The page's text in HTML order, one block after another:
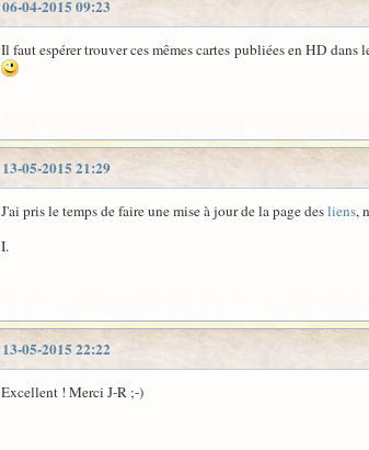
06-04-2015 09:23
Il faut espérer trouver ces mêmes cartes publiées en HD dans
13-05-2015 21:29
J'ai pris le temps de faire une mise à jour de la page desliens,
I.
13-05-2015 22:22
Excellent ! Merci J-R ;-)